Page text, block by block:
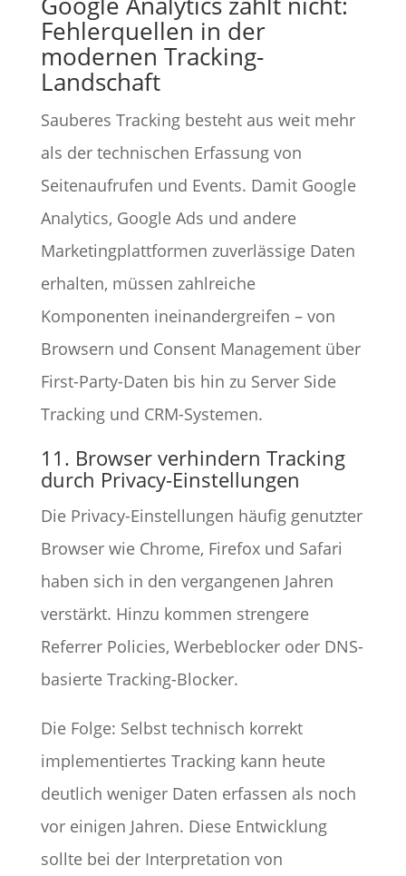
Fehlerquellen in der
modernen Tracking-
Landschaft
Sauberes Tracking besteht aus weit mehr
als der technischen Erfassung von
Seitenaufrufen und Events. Damit Google
Analytics, Google Ads und andere
Marketingplattformen zuverlässige Daten
erhalten, müssen zahlreiche
Komponenten ineinandergreifen – von
Browsern und Consent Management über
First-Party-Daten bis hin zu Server Side
Tracking und CRM-Systemen.
11. Browser verhindern Tracking
durch Privacy-Einstellungen
Die Privacy-Einstellungen häufig genutzter
Browser wie Chrome, Firefox und Safari
haben sich in den vergangenen Jahren
verstärkt. Hinzu kommen strengere
Referrer Policies, Werbeblocker oder DNS-
basierte Tracking-Blocker.
Die Folge: Selbst technisch korrekt
implementiertes Tracking kann heute
deutlich weniger Daten erfassen als noch
vor einigen Jahren. Diese Entwicklung
sollte bei der Interpretation von